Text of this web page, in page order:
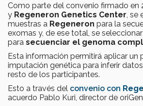
Como parte del convenio firmado en
y Regeneron Genetics Center ,
muestras a Regeneron para la
exomas y, de ese total, se
para secuenciar el genoma
Esta información permitirá aplicar un
imputación genética para inferir
resto de los participantes.
Esto a través del convenio con
acuerdo Pablo Kuri, director de